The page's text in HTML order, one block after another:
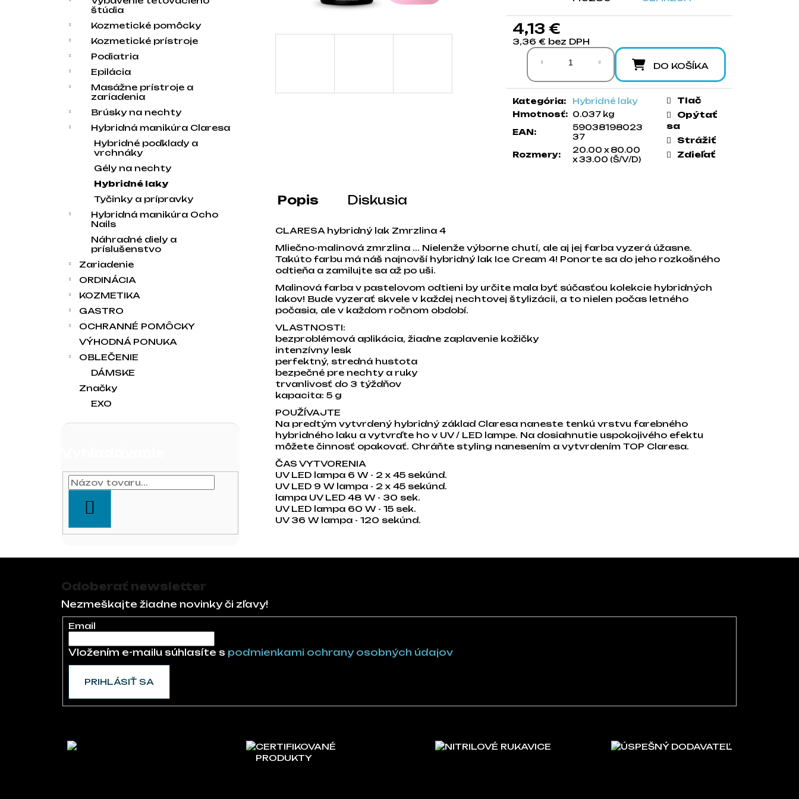
štúdia
Kozmetické pomôcky
Kozmetické prístroje
Podiatria
Epilácia
Masážne prístroje a
zariadenia
Brúsky na nechty
Hybridná manikúra Claresa
Hybridné podklady a
vrchnáky
Gély na nechty
Hybridné laky
Tyčinky a prípravky
Hybridná manikúra Ocho
Nails
Náhradné diely a
príslušenstvo
Zariadenie
ORDINÁCIA
KOZMETIKA
GASTRO
OCHRANNÉ POMÔCKY
VÝHODNÁ PONUKA
OBLEČENIE
DÁMSKE
Značky
EXO
4,13 €
3,36 € bez DPH
Jednotková cena:
DO KOŠÍKA
Kategória:
Hybridné laky
Hmotnosť: 0.037 kg
EAN:
59038198023
37
Rozmery:
20.00 x 80.00
x 33.00 (Š/V/D)
Tlač
Opýtať
sa
Strážiť
Zdieľať
Popis Diskusia
CLARESA hybridný lak Zmrzlina 4
Mliečno-malinová zmrzlina ... Nielenže výborne chutí, ale aj jej farba vyzerá úžasne.
Takúto farbu má náš najnovší hybridný lak Ice Cream 4! Ponorte sa do jeho rozkošného
odtieňa a zamilujte sa až po uši.
Malinová farba v pastelovom odtieni by určite mala byť súčasťou kolekcie hybridných
lakov! Bude vyzerať skvele v každej nechtovej štylizácii, a to nielen počas letného
počasia, ale v každom ročnom období.
VLASTNOSTI:
bezproblémová aplikácia, žiadne zaplavenie kožičky
intenzívny lesk
perfektný, stredná hustota
bezpečné pre nechty a ruky
trvanlivosť do 3 týždňov
kapacita: 5 g
POUŽÍVAJTE
Na predtým vytvrdený hybridný základ Claresa naneste tenkú vrstvu farebného
hybridného laku a vytvrďte ho v UV / LED lampe. Na dosiahnutie uspokojivého efektu
môžete činnosť opakovať. Chráňte styling nanesením a vytvrdením TOP Claresa.
ČAS VYTVORENIA
UV LED lampa 6 W - 2 x 45 sekúnd.
UV LED 9 W lampa - 2 x 45 sekúnd.
lampa UV LED 48 W - 30 sek.
UV LED lampa 60 W - 15 sek.
UV 36 W lampa - 120 sekúnd.
Odoberať newsletter
Nezmeškajte žiadne novinky či zľavy!
Email
Vložením e-mailu súhlasíte s podmienkami ochrany osobných údajov
PRIHLÁSIŤ SA
CERTIFIKOVANÉ
PRODUKTY
NITRILOVÉ RUKAVICE ÚSPEŠNÝ DODAVATEĽ